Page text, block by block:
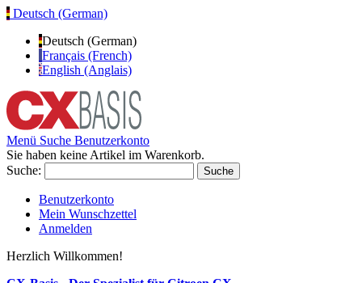
Deutsch (German)
Deutsch (German)
Français (French)
English (Anglais)
Menü Suche Benutzerkonto
Sie haben keine Artikel im Warenkorb.
Suche:
Suche
Benutzerkonto
Mein Wunschzettel
Anmelden
Herzlich Willkommen!